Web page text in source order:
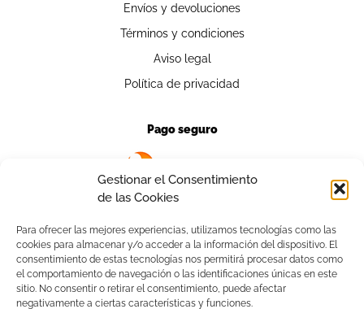
Gestionar el Consentimiento
de las Cookies
Para ofrecer las mejores experiencias, utilizamos tecnologías como las
cookies para almacenar y/o acceder a la información del dispositivo. El
consentimiento de estas tecnologías nos permitirá procesar datos como
el comportamiento de navegación o las identificaciones únicas en este
sitio. No consentir o retirar el consentimiento, puede afectar
negativamente a ciertas características y funciones.
Envíos y devoluciones
Términos y condiciones
Aviso legal
Política de privacidad
Pago seguro
Contacto
941 13 93 42